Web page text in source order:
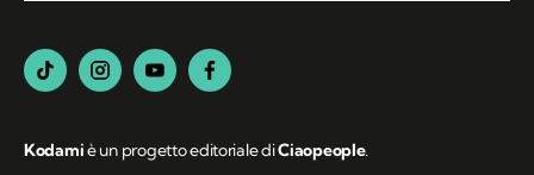
Kodamiè un progetto editoriale diCiaopeople.